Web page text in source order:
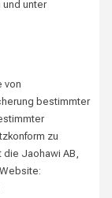
und unter
von
bestimmter
zu
Jaohawi AB,